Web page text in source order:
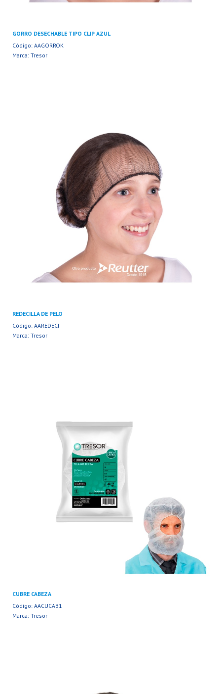
GORRO DESECHABLE TIPO CLIP AZUL
Código: AAGORROK
Marca: Tresor
REDECILLA DE PELO
Código: AAREDECI
Marca: Tresor
CUBRE CABEZA
Código: AACUCAB1
Marca: Tresor